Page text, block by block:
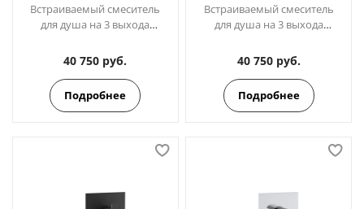
Встраиваемый смеситель
для душа на 3 выхода
графит
40 750 руб.
Подробнее
Встраиваемый смеситель
для душа на 3 выхода
медь
40 750 руб.
Подробнее